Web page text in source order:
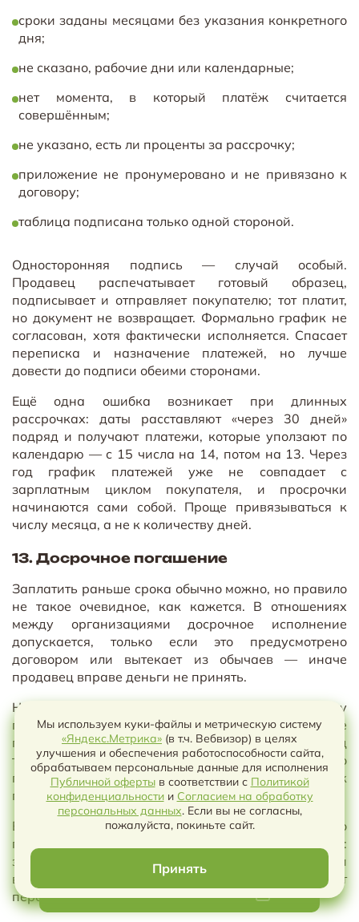
сроки заданы месяцами без указания конкретного
дня;
не сказано, рабочие дни или календарные;
нет момента, в который платёж считается
совершённым;
не указано, есть ли проценты за рассрочку;
приложение не пронумеровано и не привязано к
договору;
таблица подписана только одной стороной.
Односторонняя подпись — случай особый.
Продавец распечатывает готовый образец,
подписывает и отправляет покупателю; тот платит,
но документ не возвращает. Формально график не
согласован, хотя фактически исполняется. Спасает
переписка и назначение платежей, но лучше
довести до подписи обеими сторонами.
Ещё одна ошибка возникает при длинных
рассрочках: даты расставляют «через 30 дней»
подряд и получают платежи, которые уползают по
календарю — с 15 числа на 14, потом на 13. Через
год график платежей уже не совпадает с
зарплатным циклом покупателя, и просрочки
начинаются сами собой. Проще привязываться к
числу месяца, а не к количеству дней.
13. Досрочное погашение
Заплатить раньше срока обычно можно, но правило
не такое очевидное, как кажется. В отношениях
между организациями досрочное исполнение
допускается, только если это предусмотрено
договором или вытекает из обычаев — иначе
продавец вправе деньги не принять.
На практике продавцы досрочной оплате рады, но у
платной рассрочки есть нюанс: досрочное
погашение уменьшает сумму процентов, и продавец
теряет часть дохода. Поэтому в договоре пишут либо
прямое разрешение платить раньше, либо порядок
пересчёта процентов.
Если покупатель заплатил больше очередного
платежа, нужно понимать, что делать с излишком:
зачесть в следующий платёж, сократить срок или
вернуть. Одна строка в приложении избавляет от
переписки при каждом досрочном переводе.
Мы используем куки-файлы и метрическую систему
«Яндекс.Метрика» (в т.ч. Вебвизор) в целях
улучшения и обеспечения работоспособности сайта,
обрабатываем персональные данные для исполнения
Публичной офертыв соответствии с Политикой
конфиденциальностии Согласием на обработку
персональных данных. Если вы не согласны,
пожалуйста, покиньте сайт.
Принять
Чат с ИИ
Скачать в WORD или PDF